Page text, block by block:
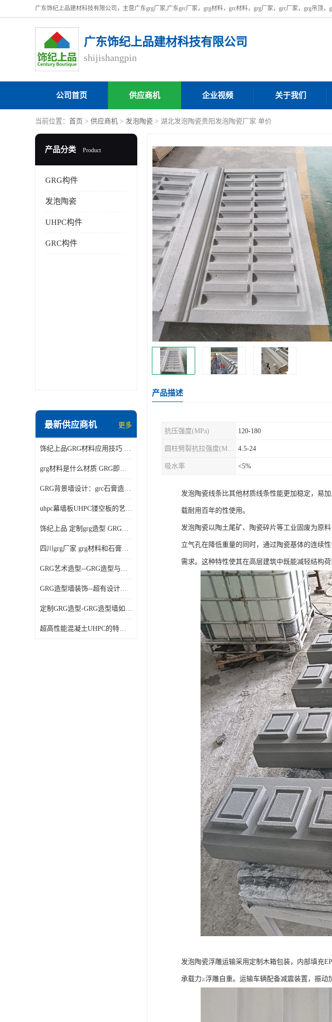
广东饰纪上品建材科技有限公司
shijishangpin
公司首页 供应商机 企业视频 关于我们
当前位置： 首页 > 供应商机 > 发泡陶瓷 > 湖北发泡陶瓷贵阳发泡陶瓷厂家 单价
产品分类 Product
GRG构件
发泡陶瓷
UHPC构件
GRC构件
最新供应商机 更多
饰纪上品GRG材料应用技巧 如何在工程中实现装饰效果
grg材料是什么材质 GRG即玻璃纤维增强石膏
GRG背景墙设计：grc石膏造型的创意灵感集
uhpc幕墙板UHPC镂空板的艺术：UHPC材质的革新力量
饰纪上品 定制grg造型 GRG吊材料特性与厚度
四川grg厂家 grg材料和石膏的区别
GRG艺术造型--GRG造型与会展中心装饰空间的**碰撞
GRG造型墙装饰--超有设计感的网红打卡餐厅GRG造型墙面
定制GRG造型-GRG造型墙如何上颜色
超高性能混凝土UHPC的特点和UHPC技术要求
产品描述
抗压强度(MPa) 120-180
圆柱劈裂抗拉强度(MPa) 4.5-24
吸水率 <5%
发泡陶瓷线条比其他材质线条性能更加稳定，易
载耐用百年的性使用。
发泡陶瓷以陶土尾矿、陶瓷碎片等工业固废为原
立气孔在降低重量的同时，通过陶瓷基体的连续
需求。这种特性使其在高层建筑中既能减轻结构
发泡陶瓷浮雕运输采用定制木箱包装，内部填充
承载力≥浮雕自重。运输车辆配备减震装置，振动